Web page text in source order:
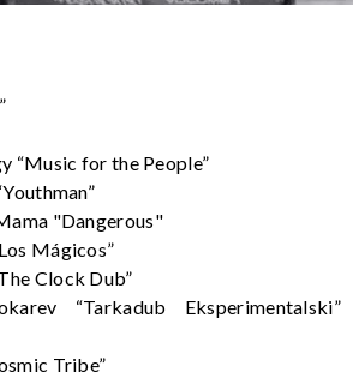
“Music for the People”
"Dangerous"
Mágicos”
Clock Dub”
“Tarkadub Eksperimentalski”
Tribe”